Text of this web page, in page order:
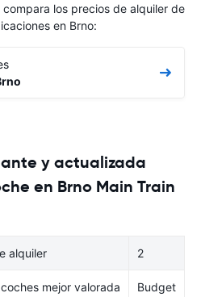
los precios de alquiler de
en Brno:
y actualizada
en Brno Main Train
alquiler 2
mejor valorada Budget